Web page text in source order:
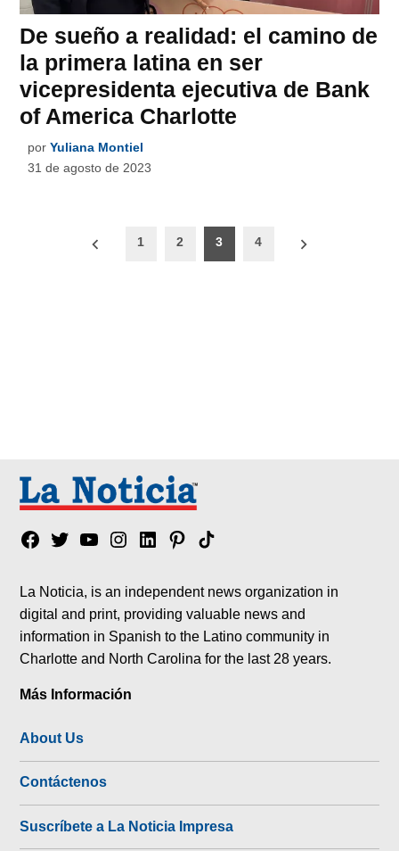
De sueño a realidad: el camino de
la primera latina en ser
vicepresidenta ejecutiva de Bank
of America Charlotte
por Yuliana Montiel
31 de agosto de 2023
Paginación
1 2 3 4
Facebook
TwitterYouTubeInstagram
LinkedinPinterest
Tik
La Noticia, is an independent news organization in
digital and print, providing valuable news and
information in Spanish to the Latino community in
Charlotte and North Carolina for the last 28 years.
Más Información
About Us
Contáctenos
Suscríbete a La Noticia Impresa